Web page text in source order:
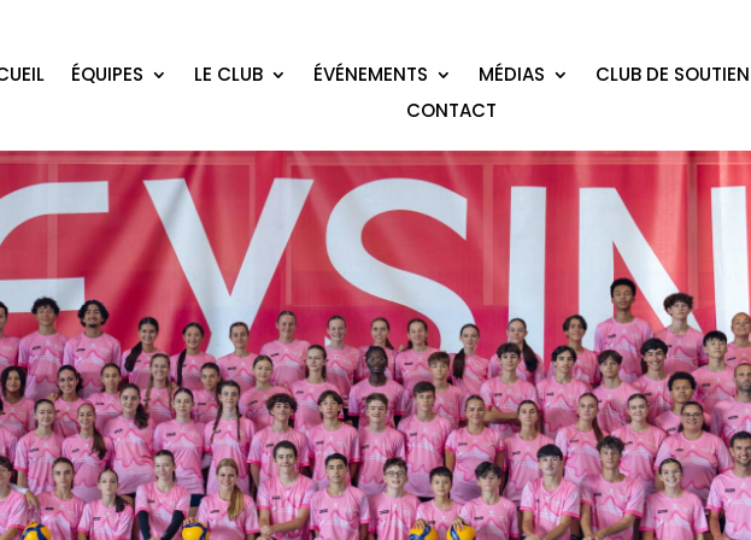
ÉQUIPES LE CLUB ÉVÉNEMENTS MÉDIAS CLUB DE SOUTIEN
CONTACT